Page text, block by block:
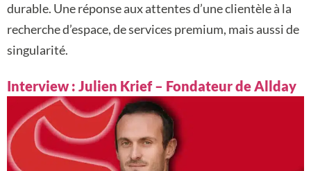
durable. Une réponse aux attentes d’une clientèle à la
recherche d’espace, de services premium, mais aussi de
singularité.
Interview : Julien Krief – Fondateur de Allday